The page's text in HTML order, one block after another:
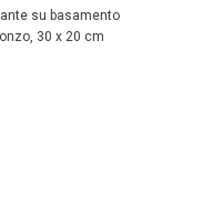
30 x 20 cm